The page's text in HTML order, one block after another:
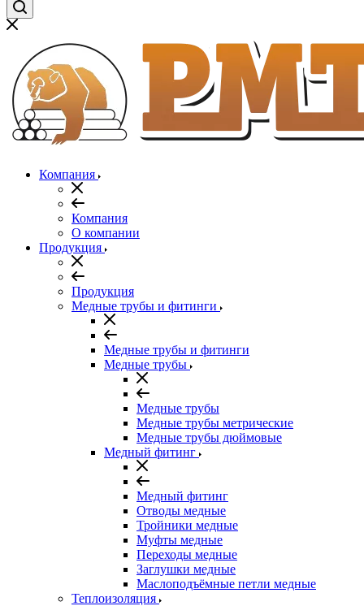
Компания
Компания
О компании
Продукция
Продукция
Медные трубы и фитинги
Медные трубы и фитинги
Медные трубы
Медные трубы
Медные трубы метрические
Медные трубы дюймовые
Медный фитинг
Медный фитинг
Отводы медные
Тройники медные
Муфты медные
Переходы медные
Заглушки медные
Маслоподъёмные петли медные
Теплоизоляция